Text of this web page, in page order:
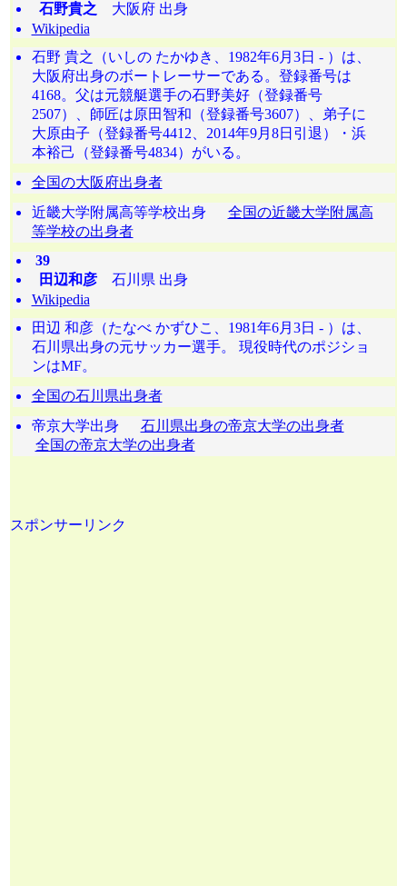
石野貴之 大阪府 出身
Wikipedia
石野 貴之（いしの たかゆき、1982年6月3日 - ）は、
大阪府出身のボートレーサーである。登録番号は
4168。父は元競艇選手の石野美好（登録番号
2507）、師匠は原田智和（登録番号3607）、弟子に
大原由子（登録番号4412、2014年9月8日引退）・浜
本裕己（登録番号4834）がいる。
全国の大阪府出身者
近畿大学附属高等学校出身 全国の近畿大学附属高
等学校の出身者
39
田辺和彦石川県 出身
Wikipedia
田辺 和彦（たなべ かずひこ、1981年6月3日 - ）は、
石川県出身の元サッカー選手。 現役時代のポジショ
ンはMF。
全国の石川県出身者
帝京大学出身 石川県出身の帝京大学の出身者
全国の帝京大学の出身者
スポンサーリンク